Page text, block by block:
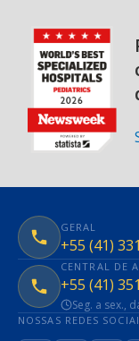
GERAL
+55 (41)
CENTRAL DE
+55 (41)
Seg. a sex.,
NOSSAS REDES